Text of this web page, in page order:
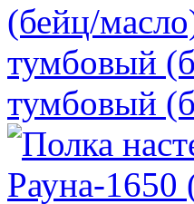
тумбовый
тумбовый